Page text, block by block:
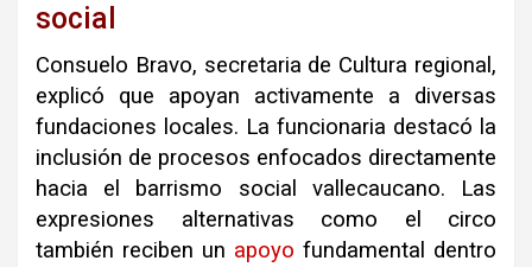
social
Consuelo Bravo, secretaria de Cultura regional,
explicó que apoyan activamente a diversas
fundaciones locales. La funcionaria destacó la
inclusión de procesos enfocados directamente
hacia el barrismo social vallecaucano. Las
expresiones alternativas como el circo
también reciben un apoyo fundamental dentro